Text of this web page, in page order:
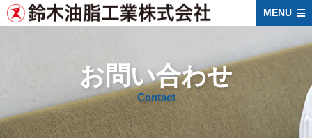
MENU
お問い合わせ
Contact